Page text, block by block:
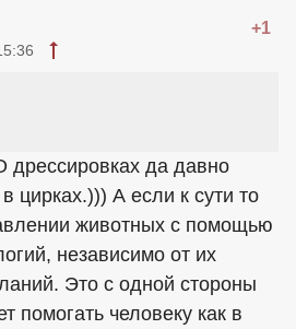
+1
да давно
цирках.))) А если к сути то
животных с помощью
независимо от их
Это с одной стороны
помогать человеку как в